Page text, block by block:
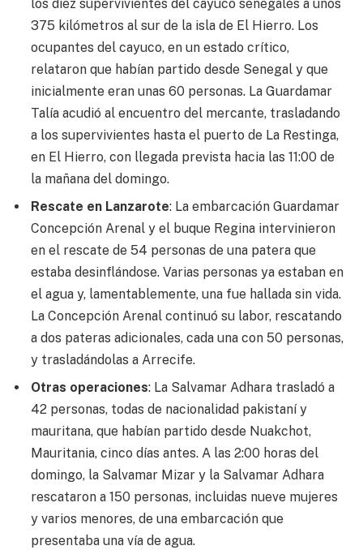
los diez supervivientes del cayuco senegalés a unos
375 kilómetros al sur de la isla de El Hierro. Los
ocupantes del cayuco, en un estado crítico,
relataron que habían partido desde Senegal y que
inicialmente eran unas 60 personas. La Guardamar
Talía acudió al encuentro del mercante, trasladando
a los supervivientes hasta el puerto de La Restinga,
en El Hierro, con llegada prevista hacia las 11:00 de
la mañana del domingo.
Rescate en Lanzarote: La embarcación Guardamar
Concepción Arenal y el buque Regina intervinieron
en el rescate de 54 personas de una patera que
estaba desinflándose. Varias personas ya estaban en
el agua y, lamentablemente, una fue hallada sin vida.
La Concepción Arenal continuó su labor, rescatando
a dos pateras adicionales, cada una con 50 personas,
y trasladándolas a Arrecife.
Otras operaciones: La Salvamar Adhara trasladó a
42 personas, todas de nacionalidad pakistaní y
mauritana, que habían partido desde Nuakchot,
Mauritania, cinco días antes. A las 2:00 horas del
domingo, la Salvamar Mizar y la Salvamar Adhara
rescataron a 150 personas, incluidas nueve mujeres
y varios menores, de una embarcación que
presentaba una vía de agua.